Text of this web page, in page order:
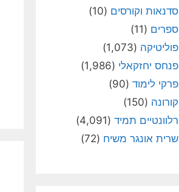
סדנאות וקורסים (10)
ספרים (11)
פוליטיקה (1,073)
פנחס יחזקאלי (1,986)
פרקי לימוד (90)
קורונה (150)
רלוונטיים תמיד (4,091)
שרית אונגר משיח (72)